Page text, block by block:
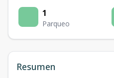
1
Parqueo
Resumen